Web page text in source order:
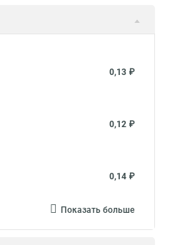
0,13 ₽
0,12 ₽
0,14 ₽
Показать больше